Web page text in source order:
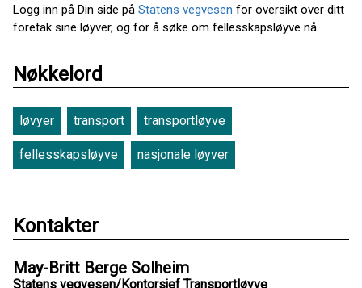
Logg inn på Din side på Statens vegvesen for oversikt over ditt
foretak sine løyver, og for å søke om fellesskapsløyve nå.
Nøkkelord
løvyer transport transportløyve
fellesskapsløyve nasjonale løyver
Kontakter
May-Britt Berge Solheim
Statens vegvesen/Kontorsjef Transportløyve